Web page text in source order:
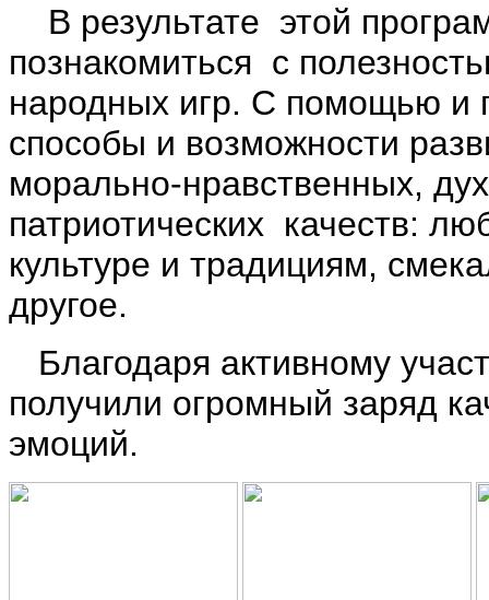
В результате этой
познакомиться с
народных игр. С помощью и
способы и возможности
морально-нравственных,
патриотических качеств:
культуре и традициям,
другое.
Благодаря активному
получили огромный заряд
эмоций.